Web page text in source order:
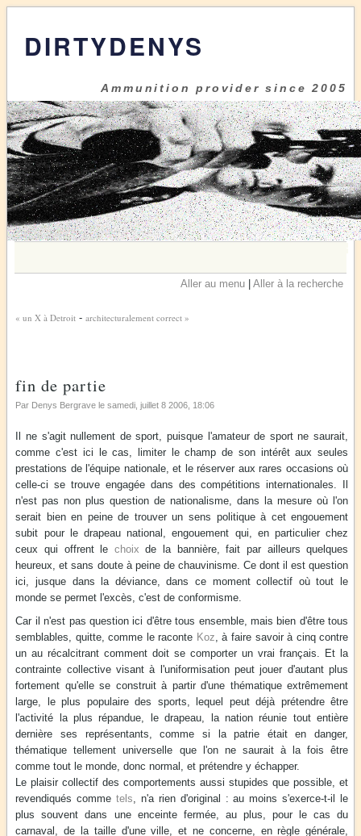
DIRTYDENYS
Ammunition provider since 2005
Aller au menu |Aller à la recherche
« un X à Detroit - architecturalement correct »
fin de partie
Par Denys Bergrave lesamedi, juillet 8 2006 , 18:06
Il ne s'agit nullement de sport, puisque l'amateur de sport ne saurait,
comme c'est ici le cas, limiter le champ de son intérêt aux seules
prestations de l'équipe nationale, et le réserver aux rares occasions où
celle-ci se trouve engagée dans des compétitions internationales. Il
n'est pas non plus question de nationalisme, dans la mesure où l'on
serait bien en peine de trouver un sens politique à cet engouement
subit pour le drapeau national, engouement qui, en particulier chez
ceux qui offrent le choix de la bannière, fait par ailleurs quelques
heureux, et sans doute à peine de chauvinisme. Ce dont il est question
ici, jusque dans la déviance, dans ce moment collectif où tout le
monde se permet l'excès, c'est de conformisme.
Car il n'est pas question ici d'être tous ensemble, mais bien d'être tous
semblables, quitte, comme le raconte Koz, à faire savoir à cinq contre
un au récalcitrant comment doit se comporter un vrai français. Et la
contrainte collective visant à l'uniformisation peut jouer d'autant plus
fortement qu'elle se construit à partir d'une thématique extrêmement
large, le plus populaire des sports, lequel peut déjà prétendre être
l'activité la plus répandue, le drapeau, la nation réunie tout entière
dernière ses représentants, comme si la patrie était en danger,
thématique tellement universelle que l'on ne saurait à la fois être
comme tout le monde, donc normal, et prétendre y échapper.
Le plaisir collectif des comportements aussi stupides que possible, et
revendiqués commetels, n'a rien d'original : au moins s'exerce-t-il le
plus souvent dans une enceinte fermée, au plus, pour le cas du
carnaval, de la taille d'une ville, et ne concerne, en règle générale,